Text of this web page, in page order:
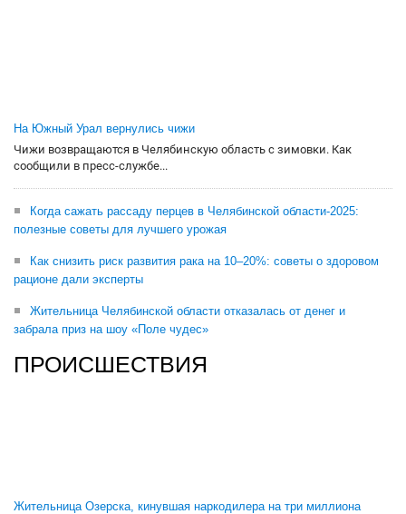
На Южный Урал вернулись чижи
Чижи возвращаются в Челябинскую область с зимовки. Как
сообщили в пресс-службе...
Когда сажать рассаду перцев в Челябинской области-2025:
полезные советы для лучшего урожая
Как снизить риск развития рака на 10–20%: советы о здоровом
рационе дали эксперты
Жительница Челябинской области отказалась от денег и
забрала приз на шоу «Поле чудес»
ПРОИСШЕСТВИЯ
Жительница Озерска, кинувшая наркодилера на три миллиона